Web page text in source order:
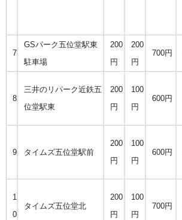
7
GSパーク五位堂駅東
駐車場
200
円
200
円
700円
8
三井のリパーク近鉄五
位堂駅東
200
円
100
円
600円
9 タイムズ五位堂駅前
200
円
100
円
600円
1
0
タイムズ五位堂北
200
円
100
円
700円